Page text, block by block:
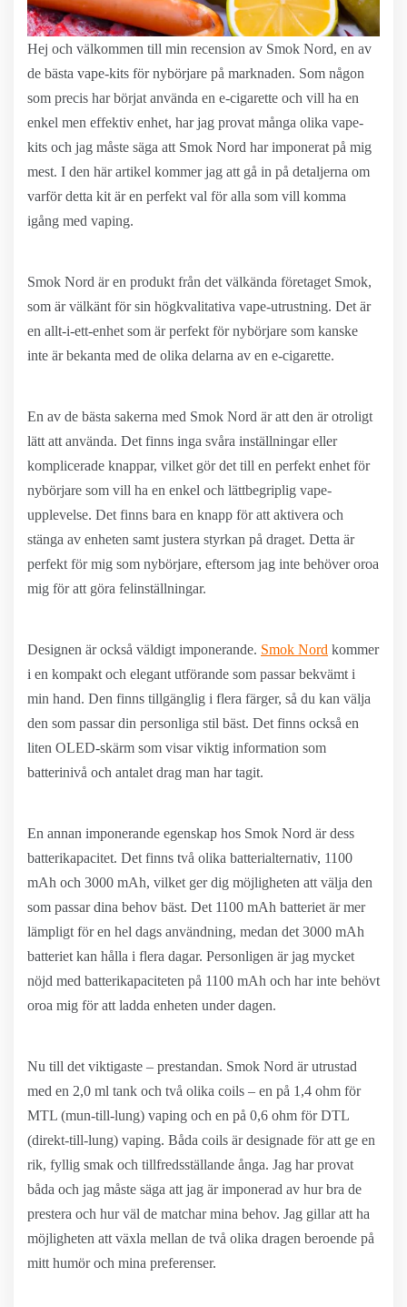
Hej och välkommen till min recension av Smok Nord, en av
de bästa vape-kits för nybörjare på marknaden. Som någon
som precis har börjat använda en e-cigarette och vill ha en
enkel men effektiv enhet, har jag provat många olika vape-
kits och jag måste säga att Smok Nord har imponerat på mig
mest. I den här artikel kommer jag att gå in på detaljerna om
varför detta kit är en perfekt val för alla som vill komma
igång med vaping.
Smok Nord är en produkt från det välkända företaget Smok,
som är välkänt för sin högkvalitativa vape-utrustning. Det är
en allt-i-ett-enhet som är perfekt för nybörjare som kanske
inte är bekanta med de olika delarna av en e-cigarette.
En av de bästa sakerna med Smok Nord är att den är otroligt
lätt att använda. Det finns inga svåra inställningar eller
komplicerade knappar, vilket gör det till en perfekt enhet för
nybörjare som vill ha en enkel och lättbegriplig vape-
upplevelse. Det finns bara en knapp för att aktivera och
stänga av enheten samt justera styrkan på draget. Detta är
perfekt för mig som nybörjare, eftersom jag inte behöver oroa
mig för att göra felinställningar.
Designen är också väldigt imponerande. Smok Nord kommer
i en kompakt och elegant utförande som passar bekvämt i
min hand. Den finns tillgänglig i flera färger, så du kan välja
den som passar din personliga stil bäst. Det finns också en
liten OLED-skärm som visar viktig information som
batterinivå och antalet drag man har tagit.
En annan imponerande egenskap hos Smok Nord är dess
batterikapacitet. Det finns två olika batterialternativ, 1100
mAh och 3000 mAh, vilket ger dig möjligheten att välja den
som passar dina behov bäst. Det 1100 mAh batteriet är mer
lämpligt för en hel dags användning, medan det 3000 mAh
batteriet kan hålla i flera dagar. Personligen är jag mycket
nöjd med batterikapaciteten på 1100 mAh och har inte behövt
oroa mig för att ladda enheten under dagen.
Nu till det viktigaste – prestandan. Smok Nord är utrustad
med en 2,0 ml tank och två olika coils – en på 1,4 ohm för
MTL (mun-till-lung) vaping och en på 0,6 ohm för DTL
(direkt-till-lung) vaping. Båda coils är designade för att ge en
rik, fyllig smak och tillfredsställande ånga. Jag har provat
båda och jag måste säga att jag är imponerad av hur bra de
prestera och hur väl de matchar mina behov. Jag gillar att ha
möjligheten att växla mellan de två olika dragen beroende på
mitt humör och mina preferenser.